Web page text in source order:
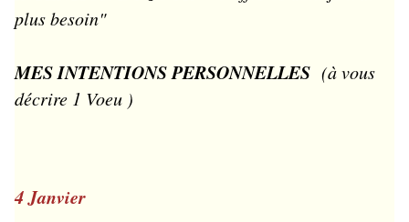
plus besoin"
MES INTENTIONS PERSONNELLES (à vous
décrire 1 Voeu )
4 Janvier